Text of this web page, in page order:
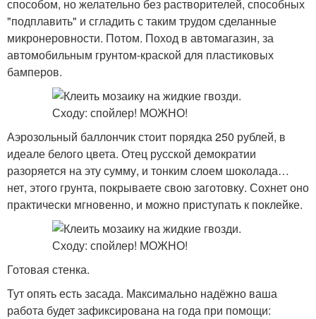
способом, но желательно без растворителей, способных
"подплавить" и сгладить с таким трудом сделанные
микронеровности. Потом. Поход в автомагазин, за
автомобильным грунтом-краской для пластиковых
бамперов.
Аэрозольный баллончик стоит порядка 250 рублей, в
идеале белого цвета. Отец русской демократии
разоряется на эту сумму, и тонким слоем шоколада…
нет, этого грунта, покрываете свою заготовку. Сохнет оно
практически мгновенно, и можно приступать к поклейке.
Готовая стенка.
Тут опять есть засада. Максимально надёжно ваша
работа будет зафиксирована на года при помощи: